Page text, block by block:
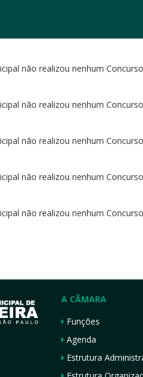
não realizou nenhum
não realizou nenhum
não realizou nenhum
não realizou nenhum
não realizou nenhum
A CÂMARA
Funções
Agenda
Estrutura